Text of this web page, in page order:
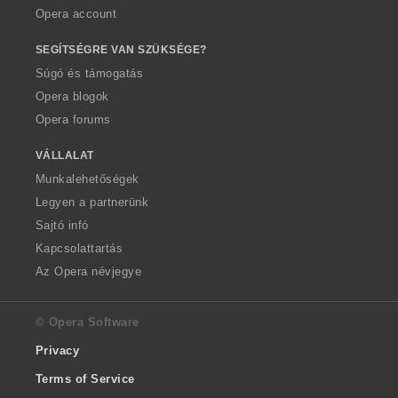
Opera account
SEGÍTSÉGRE VAN SZÜKSÉGE?
Súgó és támogatás
Opera blogok
Opera forums
VÁLLALAT
Munkalehetőségek
Legyen a partnerünk
Sajtó infó
Kapcsolattartás
Az Opera névjegye
© Opera Software
Privacy
Terms of Service